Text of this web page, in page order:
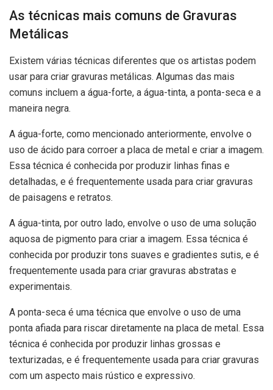
As técnicas mais comuns de Gravuras
Metálicas
Existem várias técnicas diferentes que os artistas podem
usar para criar gravuras metálicas. Algumas das mais
comuns incluem a água-forte, a água-tinta, a ponta-seca e a
maneira negra.
A água-forte, como mencionado anteriormente, envolve o
uso de ácido para corroer a placa de metal e criar a imagem.
Essa técnica é conhecida por produzir linhas finas e
detalhadas, e é frequentemente usada para criar gravuras
de paisagens e retratos.
A água-tinta, por outro lado, envolve o uso de uma solução
aquosa de pigmento para criar a imagem. Essa técnica é
conhecida por produzir tons suaves e gradientes sutis, e é
frequentemente usada para criar gravuras abstratas e
experimentais.
A ponta-seca é uma técnica que envolve o uso de uma
ponta afiada para riscar diretamente na placa de metal. Essa
técnica é conhecida por produzir linhas grossas e
texturizadas, e é frequentemente usada para criar gravuras
com um aspecto mais rústico e expressivo.